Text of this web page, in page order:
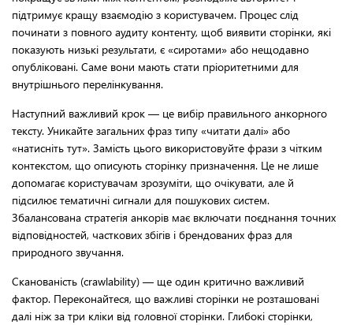
підтримує кращу взаємодію з користувачем. Процес слід
починати з повного аудиту контенту, щоб виявити сторінки, які
показують низькі результати, є «сиротами» або нещодавно
опубліковані. Саме вони мають стати пріоритетними для
внутрішнього перелінкування.
Наступний важливий крок — це вибір правильного анкорного
тексту. Уникайте загальних фраз типу «читати далі» або
«натисніть тут». Замість цього використовуйте фрази з чітким
контекстом, що описують сторінку призначення. Це не лише
допомагає користувачам зрозуміти, що очікувати, але й
підсилює тематичні сигнали для пошукових систем.
Збалансована стратегія анкорів має включати поєднання точних
відповідностей, часткових збігів і брендованих фраз для
природного звучання.
Сканованість (crawlability) — ще один критично важливий
фактор. Переконайтеся, що важливі сторінки не розташовані
далі ніж за три кліки від головної сторінки. Глибокі сторінки,